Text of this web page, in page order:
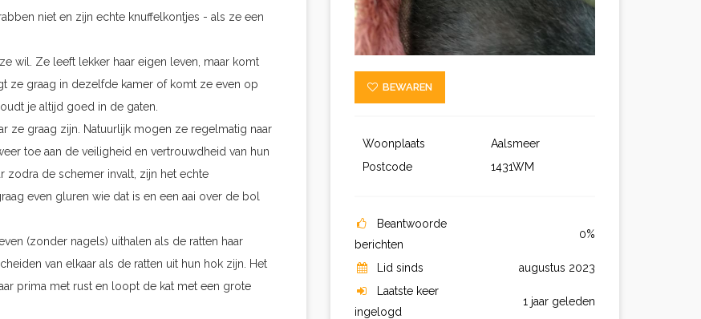
niet en zijn echte knuffelkontjes - als ze een
wil. Ze leeft lekker haar eigen leven, maar komt
ze graag in dezelfde kamer of komt ze even op
je altijd goed in de gaten.
ze graag zijn. Natuurlijk mogen ze regelmatig naar
toe aan de veiligheid en vertrouwdheid van hun
zodra de schemer invalt, zijn het echte
even gluren wie dat is en een aai over de bol
(zonder nagels) uithalen als de ratten haar
van elkaar als de ratten uit hun hok zijn. Het
prima met rust en loopt de kat met een grote
BEWAREN
Woonplaats
Aalsmeer
Postcode
1431WM
Beantwoorde
berichten
0%
Lid sinds
augustus 2023
Laatste keer
ingelogd
1 jaar geleden